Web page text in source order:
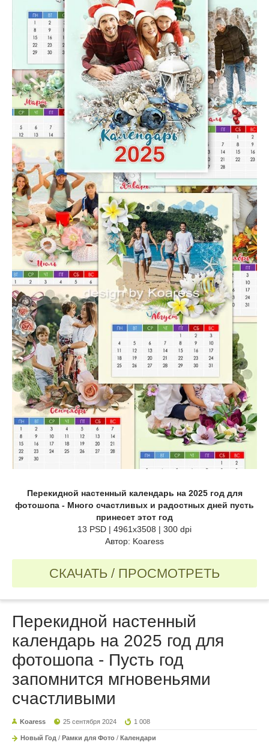
Перекидной настенный календарь на 2025 год для
фотошопа - Много счастливых и радостных дней пусть
принесет этот год
13 PSD | 4961x3508 | 300 dpi
Автор: Koaress
СКАЧАТЬ / ПРОСМОТРЕТЬ
Перекидной настенный
календарь на 2025 год для
фотошопа - Пусть год
запомнится мгновеньями
счастливыми
Koaress 25 сентября 2024 1 008
Новый Год / Рамки для Фото / Календари